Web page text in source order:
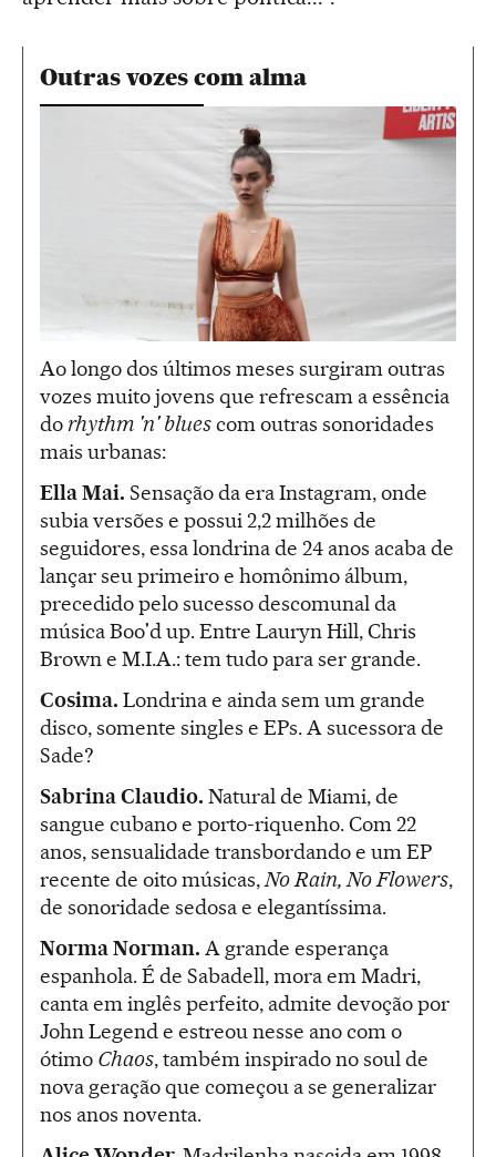
Outras vozes com alma
Ao longo dos últimos meses surgiram outras
vozes muito jovens que refrescam a essência
do rhythm 'n' bluescom outras sonoridades
mais urbanas:
Ella Mai. Sensação da era Instagram, onde
subia versões e possui 2,2 milhões de
seguidores, essa londrina de 24 anos acaba de
lançar seu primeiro e homônimo álbum,
precedido pelo sucesso descomunal da
música Boo'd up. Entre Lauryn Hill, Chris
Brown e M.I.A.: tem tudo para ser grande.
Cosima. Londrina e ainda sem um grande
disco, somente singles e EPs. A sucessora de
Sade?
Sabrina Claudio. Natural de Miami, de
sangue cubano e porto-riquenho. Com 22
anos, sensualidade transbordando e um EP
recente de oito músicas, No Rain, No Flowers,
de sonoridade sedosa e elegantíssima.
Norma Norman. A grande esperança
espanhola. É de Sabadell, mora em Madri,
canta em inglês perfeito, admite devoção por
John Legend e estreou nesse ano com o
ótimo Chaos, também inspirado no soul de
nova geração que começou a se generalizar
nos anos noventa.